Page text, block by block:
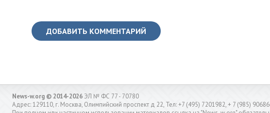
ДОБАВИТЬ КОММЕНТАРИЙ
News-w.org © 2014-2026 ЭЛ № ФС 77 - 70780
Адрес: 129110, г. Москва, Олимпийский проспект д 22, Тел: +7 (495) 7201982, + 7 (985)